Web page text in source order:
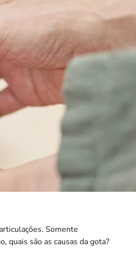
Somente
quais são as causas da gota?